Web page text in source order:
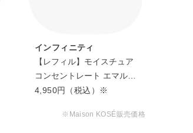
インフィニティ
【レフィル】モイスチュア
コンセントレート エマルジ
ョン パクト
4,950円（税込）※
※Maison KOSÉ販売価格